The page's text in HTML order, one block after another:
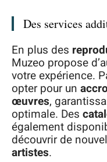
Des services
En plus des
Muzeo propose
votre expérience.
opter pour un
œuvres,
optimale. Des
également
découvrir de
artistes.